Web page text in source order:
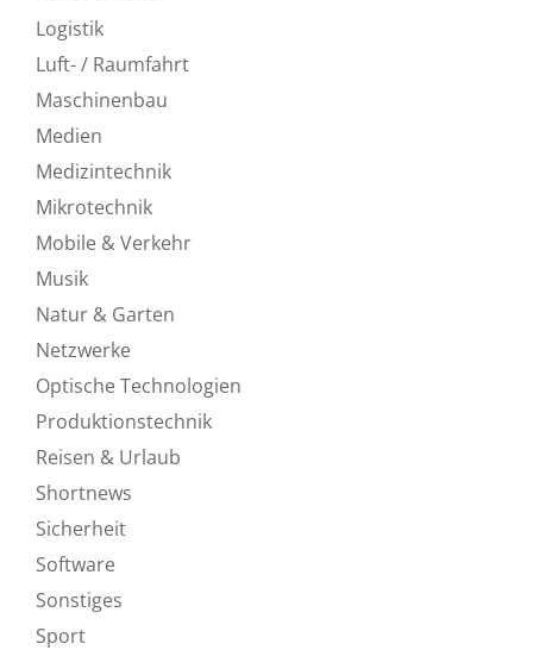
Logistik
Luft- / Raumfahrt
Maschinenbau
Medien
Medizintechnik
Mikrotechnik
Mobile & Verkehr
Musik
Natur & Garten
Netzwerke
Optische Technologien
Produktionstechnik
Reisen & Urlaub
Shortnews
Sicherheit
Software
Sonstiges
Sport